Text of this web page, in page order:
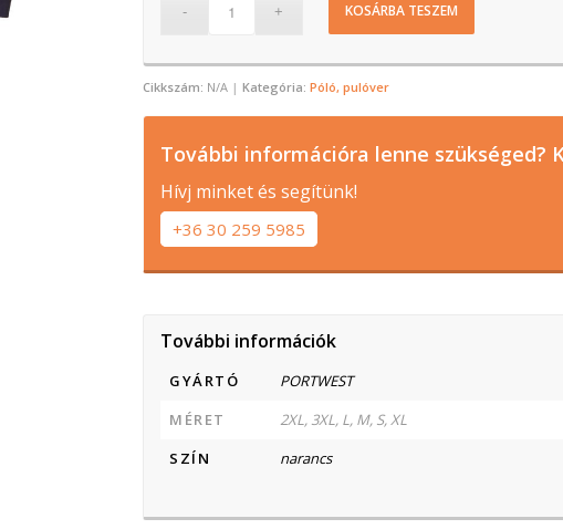
KOSÁRBA TESZEM
Cikkszám: N/A Kategória:Póló, pulóver
További információra lenne szükséged?
Hívj minket és segítünk!
+36 30 259 5985
További információk
GYÁRTÓ
PORTWEST
MÉRET
2XL, 3XL, L, M, S, XL
SZÍN
narancs